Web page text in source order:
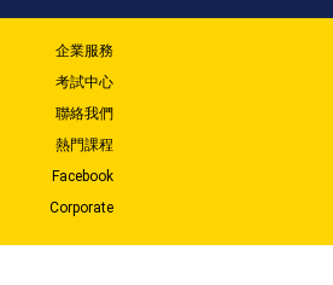
企業服務
考試中心
聯絡我們
熱門課程
Facebook
Corporate